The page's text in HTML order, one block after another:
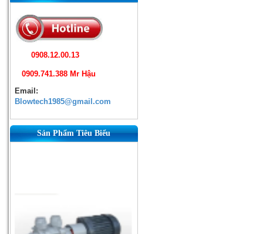
0908.12.00.13
0909.741.388 Mr Hậu
Email:
Blowtech1985@gmail.com
Sản Phẩm Tiêu Biểu